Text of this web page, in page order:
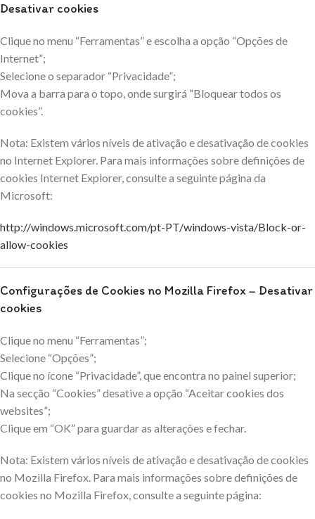
Desativar cookies
Clique no menu “Ferramentas” e escolha a opção “Opções de
Internet”;
Selecione o separador “Privacidade”;
Mova a barra para o topo, onde surgirá “Bloquear todos os
cookies”.
Nota: Existem vários níveis de ativação e desativação de cookies
no Internet Explorer. Para mais informações sobre definições de
cookies Internet Explorer, consulte a seguinte página da
Microsoft:
http://windows.microsoft.com/pt-PT/windows-vista/Block-or-
allow-cookies
Configurações de Cookies no Mozilla Firefox – Desativar
cookies
Clique no menu “Ferramentas”;
Selecione “Opções”;
Clique no ícone “Privacidade”, que encontra no painel superior;
Na secção “Cookies” desative a opção “Aceitar cookies dos
websites”;
Clique em “OK” para guardar as alterações e fechar.
Nota: Existem vários níveis de ativação e desativação de cookies
no Mozilla Firefox. Para mais informações sobre definições de
cookies no Mozilla Firefox, consulte a seguinte página: